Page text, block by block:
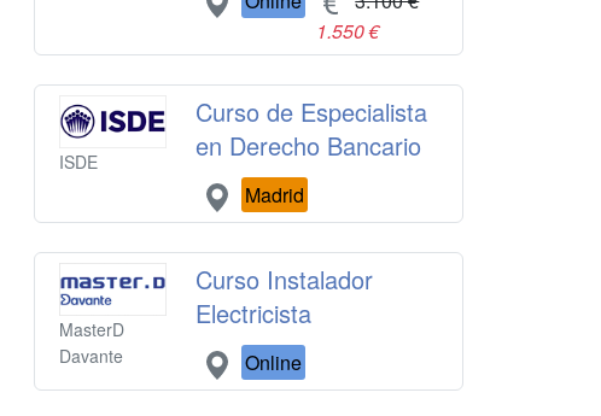
1.550 €
ISDE
Curso de Especialista
en Derecho Bancario
Madrid
MasterD
Davante
Curso Instalador
Electricista
Online